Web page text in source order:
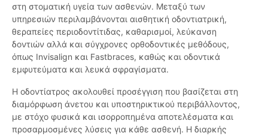
στη στοματική υγεία των ασθενών. Μεταξύ των
υπηρεσιών περιλαμβάνονται αισθητική οδοντιατρική,
θεραπείες περιοδοντίτιδας, καθαρισμοί, λεύκανση
δοντιών αλλά και σύγχρονες ορθοδοντικές μεθόδους,
όπως Invisalign και Fastbraces, καθώς και οδοντικά
εμφυτεύματα και λευκά σφραγίσματα.
Η οδοντίατρος ακολουθεί προσέγγιση που βασίζεται στη
διαμόρφωση άνετου και υποστηρικτικού περιβάλλοντος,
με στόχο φυσικά και ισορροπημένα αποτελέσματα και
προσαρμοσμένες λύσεις για κάθε ασθενή. Η διαρκής